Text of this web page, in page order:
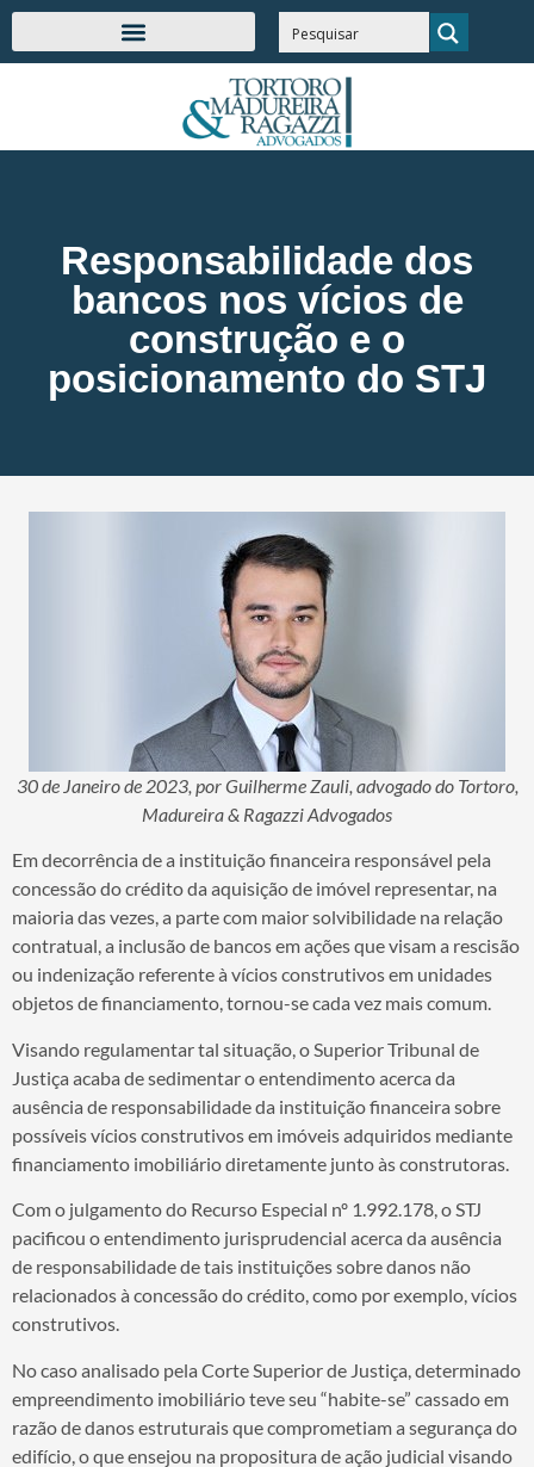
Responsabilidade dos
bancos nos vícios de
construção e o
posicionamento do STJ
30 de Janeiro de 2023, por Guilherme Zauli, advogado do Tortoro,
Madureira & Ragazzi Advogados
Em decorrência de a instituição financeira responsável pela
concessão do crédito da aquisição de imóvel representar, na
maioria das vezes, a parte com maior solvibilidade na relação
contratual, a inclusão de bancos em ações que visam a rescisão
ou indenização referente à vícios construtivos em unidades
objetos de financiamento, tornou-se cada vez mais comum.
Visando regulamentar tal situação, o Superior Tribunal de
Justiça acaba de sedimentar o entendimento acerca da
ausência de responsabilidade da instituição financeira sobre
possíveis vícios construtivos em imóveis adquiridos mediante
financiamento imobiliário diretamente junto às construtoras.
Com o julgamento do Recurso Especial nº 1.992.178, o STJ
pacificou o entendimento jurisprudencial acerca da ausência
de responsabilidade de tais instituições sobre danos não
relacionados à concessão do crédito, como por exemplo, vícios
construtivos.
No caso analisado pela Corte Superior de Justiça, determinado
empreendimento imobiliário teve seu “habite-se” cassado em
razão de danos estruturais que comprometiam a segurança do
edifício, o que ensejou na propositura de ação judicial visando